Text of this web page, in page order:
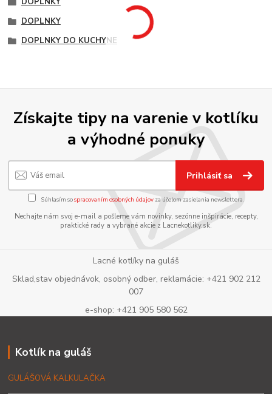
DOPLNKY
DOPLNKY DO KUCHYNE
Získajte tipy na varenie v kotlíku
a výhodné ponuky
Prihlásiť sa
Súhlasím sospracovaním osobných údajov za účelom zasielania newslettera.
Nechajte nám svoj e-mail a pošleme vám novinky, sezónne inšpirácie, recepty,
praktické rady a vybrané akcie z Lacnekotliky.sk.
Lacné kotlíky na guláš
Sklad,stav objednávok, osobný odber, reklamácie: +421 902 212
007
e-shop: +421 905 580 562
Kotlík na guláš
GULÁŠOVÁ KALKULAČKA